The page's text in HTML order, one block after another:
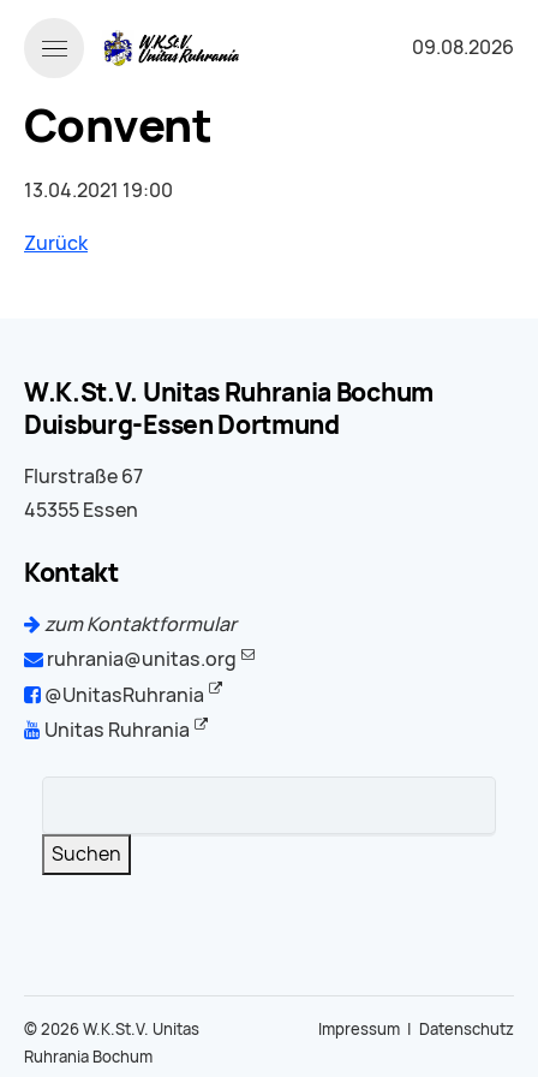
09.08.2026
Convent
13.04.2021 19:00
Zurück
W.K.St.V. Unitas Ruhrania Bochum
Duisburg-Essen Dortmund
Flurstraße 67
45355 Essen
Kontakt
zum Kontaktformular
ruhrania@unitas.org
@UnitasRuhrania
Unitas Ruhrania
Suchen
© 2026 W.K.St.V. Unitas
Ruhrania Bochum
Impressum | Datenschutz